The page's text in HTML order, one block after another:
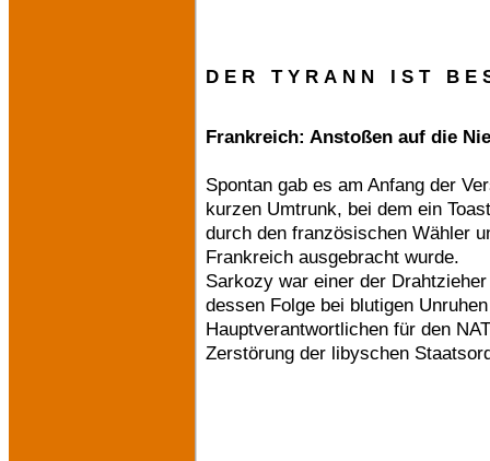
D E R T Y R A N N I S T B E
Frankreich: Anstoßen auf die
Spontan gab es am Anfang der
kurzen Umtrunk, bei dem ein
durch den französischen Wähler
Frankreich ausgebracht wurde.
Sarkozy war einer der
dessen Folge bei blutigen
Hauptverantwortlichen für den
Zerstörung der libyschen